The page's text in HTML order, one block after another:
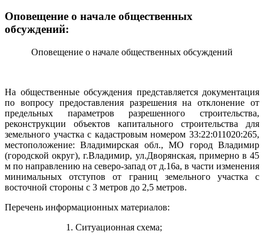
Оповещение о начале общественных
обсуждений:
Оповещение о начале общественных обсуждений
На общественные обсуждения представляется документация
по вопросу предоставления разрешения на отклонение от
предельных параметров разрешенного строительства,
реконструкции объектов капитального строительства для
земельного участка с кадастровым номером 33:22:011020:265,
местоположение: Владимирская обл., МО город Владимир
(городской округ), г.Владимир, ул.Дворянская, примерно в 45
м по направлению на северо-запад от д.16а, в части изменения
минимальных отступов от границ земельного участка с
восточной стороны с 3 метров до 2,5 метров.
Перечень информационных материалов:
Ситуационная схема;